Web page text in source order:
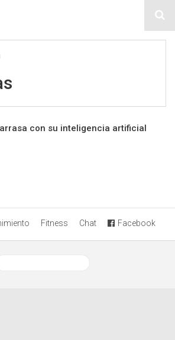
con su inteligencia artificial
Fitness Chat Facebook